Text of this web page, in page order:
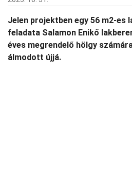
Jelen projektben egy 56 m2-es
feladata Salamon Enikő
éves megrendelő hölgy
álmodott újjá.